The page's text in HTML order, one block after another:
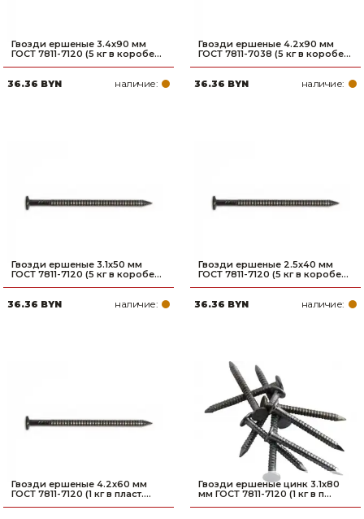
Гвозди ершеные 3.4х90 мм
ГОСТ 7811-7120 (5 кг в коробе...
36.36 BYN наличие:
Гвозди ершеные 4.2х90 мм
ГОСТ 7811-7038 (5 кг в коробе...
36.36 BYN наличие:
Гвозди ершеные 3.1х50 мм
ГОСТ 7811-7120 (5 кг в коробе...
36.36 BYN наличие:
Гвозди ершеные 2.5х40 мм
ГОСТ 7811-7120 (5 кг в коробе...
36.36 BYN наличие:
Гвозди ершеные 4.2х60 мм
ГОСТ 7811-7120 (1 кг в пласт....
Гвозди ершеные цинк 3.1х80
мм ГОСТ 7811-7120 (1 кг в п...